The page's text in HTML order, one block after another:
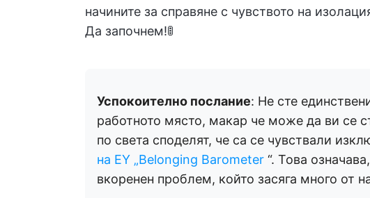
начините за справяне с чувството на
Да започнем!🚦
Успокоително послание: Не сте
работното място, макар че може да ви се
по света споделят, че са се чувствали
на EY „Belonging Barometer “. Това
вкоренен проблем, който засяга много от